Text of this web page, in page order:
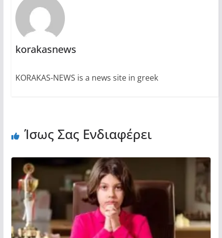
korakasnews
KORAKAS-NEWS is a news site in greek
Ίσως Σας Ενδιαφέρει